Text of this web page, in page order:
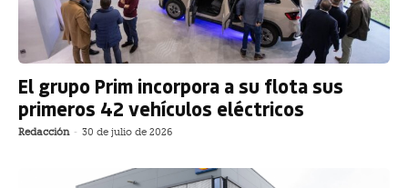
El grupo Prim incorpora a su flota sus
primeros 42 vehículos eléctricos
Redacción - 30 de julio de 2026